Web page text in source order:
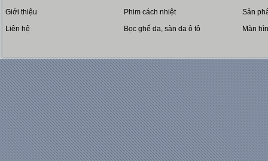
Giới thiệu
Liên hệ
Phim cách nhiệt
Bọc ghế da, sàn da ô tô
Sản
Màn